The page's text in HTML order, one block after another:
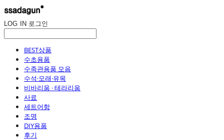
LOG IN 로그인
BEST상품
수초용품
수족관용품 모음
수석·모래·유목
비바리움 · 테라리움
사료
세트어항
조명
DIY용품
후기